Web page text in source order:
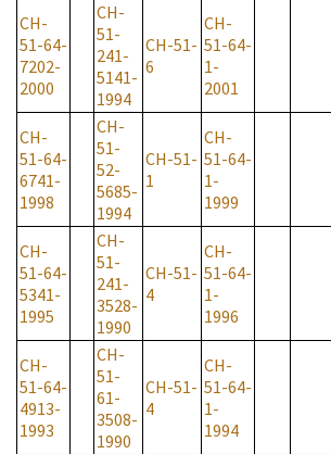
CH-
51-64-
7202-
2000
CH-
51-
241-
5141-
1994
CH-51-
6
CH-
51-64-
1-
2001
CH-
51-64-
6741-
1998
CH-
51-
52-
5685-
1994
CH-51-
1
CH-
51-64-
1-
1999
CH-
51-64-
5341-
1995
CH-
51-
241-
3528-
1990
CH-51-
4
CH-
51-64-
1-
1996
CH-
51-64-
4913-
1993
CH-
51-
61-
3508-
1990
CH-51-
4
CH-
51-64-
1-
1994